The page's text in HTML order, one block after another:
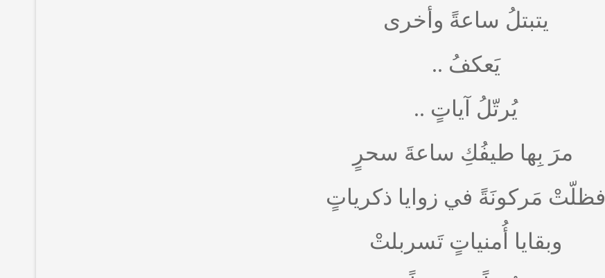
يتبتلُ ساعةً وأخرى
يَعكفُ ..
يُرتّلُ آياتٍ ..
مرَ بِها طيفُكِ ساعةَ سحرٍ
فظلّتْ مَركونَةً في زوايا ذكرياتٍ
وبقايا أُمنياتٍ تَسربلتْ